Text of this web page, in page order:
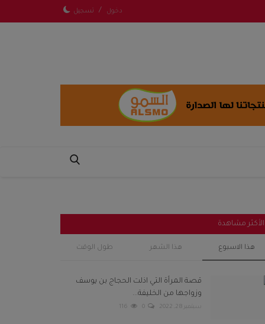
دخول / تسجيل
الأكثر مشاهدة
هذا الاسبوع هذا الشهر طول الوقت
قصة المرأة التي اذلت الحجاج بن يوسف
وزواجها من الخليفة...
سبتمبر 28, 2022 0
116